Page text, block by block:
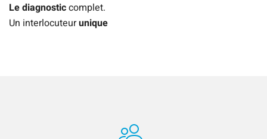
Le diagnosticcomplet.
Un interlocuteurunique